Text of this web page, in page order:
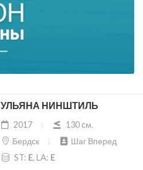
УЛЬЯНА НИНШТИЛЬ
2017
130 cм.
Бердск
Шаг Вперед
ST: E, LA: E